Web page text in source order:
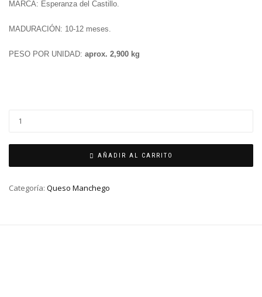
MARCA: Esperanza del Castillo.
MADURACIÓN: 10-12 meses.
PESO POR UNIDAD: aprox. 2,900 kg
AÑADIR AL CARRITO
Categoría: Queso Manchego